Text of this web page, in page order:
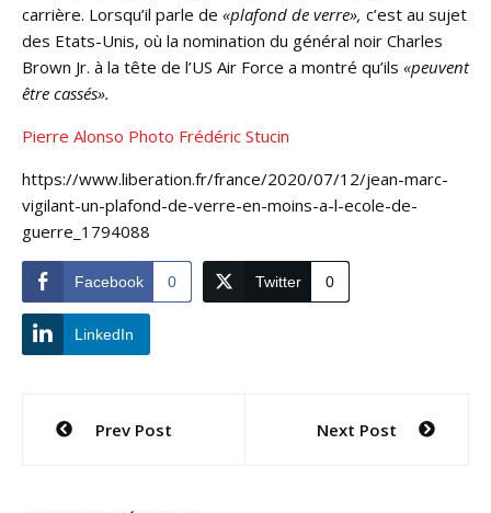
carrière. Lorsqu’il parle de «plafond de verre», c’est au sujet
des Etats-Unis, où la nomination du général noir Charles
Brown Jr. à la tête de l’US Air Force a montré qu’ils «peuvent
être cassés».
Pierre Alonso Photo Frédéric Stucin
https://www.liberation.fr/france/2020/07/12/jean-marc-
vigilant-un-plafond-de-verre-en-moins-a-l-ecole-de-
guerre_1794088
Facebook 0 Twitter 0
LinkedIn
Navigation
l’article
Prev Post Next Post